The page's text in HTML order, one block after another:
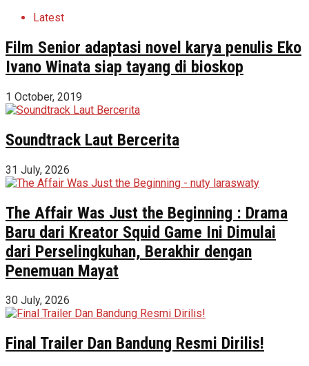
Latest
Film Senior adaptasi novel karya penulis Eko
Ivano Winata siap tayang di bioskop
1 October, 2019
Soundtrack Laut Bercerita
31 July, 2026
The Affair Was Just the Beginning : Drama
Baru dari Kreator Squid Game Ini Dimulai
dari Perselingkuhan, Berakhir dengan
Penemuan Mayat
30 July, 2026
Final Trailer Dan Bandung Resmi Dirilis!